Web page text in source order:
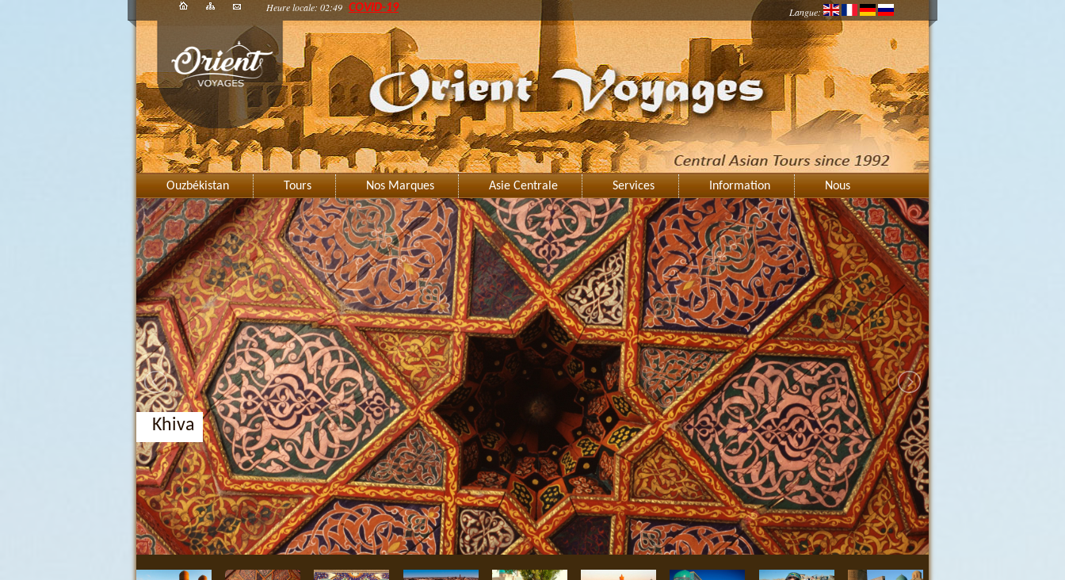
Heure locale: 02:49 COVID-19 Langue:
Ouzbékistan Tours Nos Marques Asie Centrale Services Information Nous
Khiva